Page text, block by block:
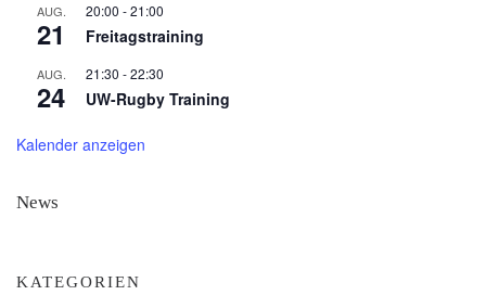
AUG.
21
20:00 -21:00
Freitagstraining
AUG.
24
21:30 -22:30
UW-Rugby Training
Kalender anzeigen
News
KATEGORIEN